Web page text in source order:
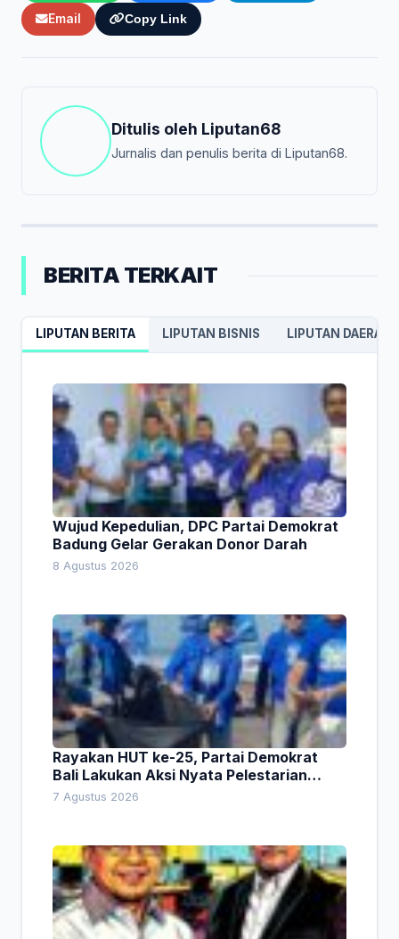
Email Copy Link
Ditulis oleh Liputan68
Jurnalis dan penulis berita di Liputan68.
BERITA TERKAIT
LIPUTAN BERITA LIPUTAN BISNIS LIPUTAN DAERAH
Wujud Kepedulian, DPC Partai Demokrat
Badung Gelar Gerakan Donor Darah
8 Agustus 2026
Rayakan HUT ke-25, Partai Demokrat
Bali Lakukan Aksi Nyata Pelestarian
Lingkungan
7 Agustus 2026